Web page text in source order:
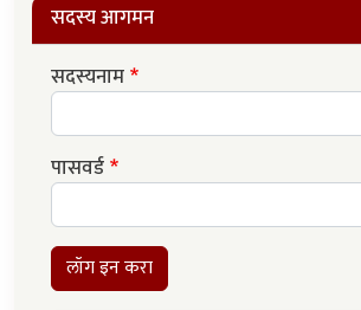
सदस्य आगमन
सदस्यनाम
पासवर्ड
लॉग इन करा